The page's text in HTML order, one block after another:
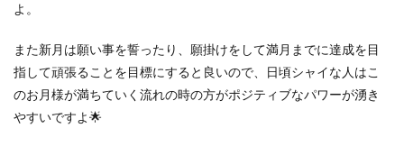
よ。
また新月は願い事を誓ったり、願掛けをして満月までに達成を目
指して頑張ることを目標にすると良いので、日頃シャイな人はこ
のお月様が満ちていく流れの時の方がポジティブなパワーが湧き
やすいですよ🌟